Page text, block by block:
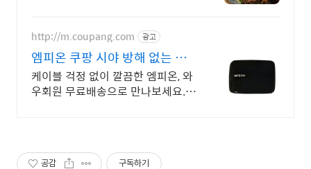
http://m.coupang.com 광고
엠피온 쿠팡 시야 방해 없는 슬
림 디자인
케이블 걱정 없이 깔끔한 엠피온, 와
우회원 무료배송으로 만나보세요.
공감 구독하기